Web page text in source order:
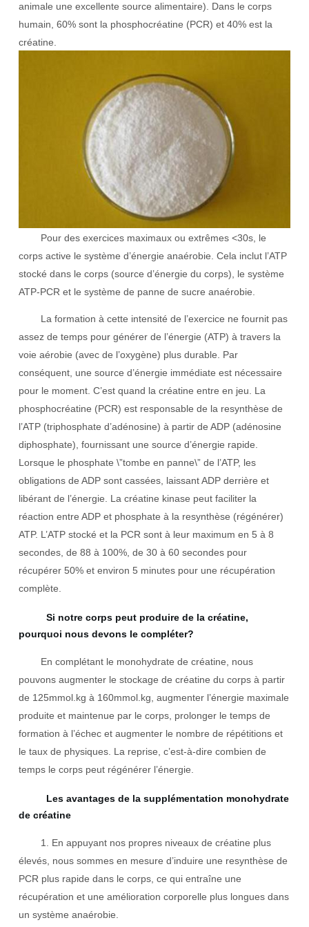
animale une excellente source alimentaire). Dans le corps
humain, 60% sont la phosphocréatine (PCR) et 40% est la
créatine.
Pour des exercices maximaux ou extrêmes <30s, le
corps active le système d’énergie anaérobie. Cela inclut l’ATP
stocké dans le corps (source d’énergie du corps), le système
ATP-PCR et le système de panne de sucre anaérobie.
La formation à cette intensité de l’exercice ne fournit pas
assez de temps pour générer de l’énergie (ATP) à travers la
voie aérobie (avec de l’oxygène) plus durable. Par
conséquent, une source d’énergie immédiate est nécessaire
pour le moment. C’est quand la créatine entre en jeu. La
phosphocréatine (PCR) est responsable de la resynthèse de
l’ATP (triphosphate d’adénosine) à partir de ADP (adénosine
diphosphate), fournissant une source d’énergie rapide.
Lorsque le phosphate \”tombe en panne\” de l’ATP, les
obligations de ADP sont cassées, laissant ADP derrière et
libérant de l’énergie. La créatine kinase peut faciliter la
réaction entre ADP et phosphate à la resynthèse (régénérer)
ATP. L’ATP stocké et la PCR sont à leur maximum en 5 à 8
secondes, de 88 à 100%, de 30 à 60 secondes pour
récupérer 50% et environ 5 minutes pour une récupération
complète.
Si notre corps peut produire de la créatine,
pourquoi nous devons le compléter?
En complétant le monohydrate de créatine, nous
pouvons augmenter le stockage de créatine du corps à partir
de 125mmol.kg à 160mmol.kg, augmenter l’énergie maximale
produite et maintenue par le corps, prolonger le temps de
formation à l’échec et augmenter le nombre de répétitions et
le taux de physiques. La reprise, c’est-à-dire combien de
temps le corps peut régénérer l’énergie.
Les avantages de la supplémentation monohydrate
de créatine
1. En appuyant nos propres niveaux de créatine plus
élevés, nous sommes en mesure d’induire une resynthèse de
PCR plus rapide dans le corps, ce qui entraîne une
récupération et une amélioration corporelle plus longues dans
un système anaérobie.